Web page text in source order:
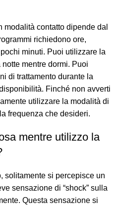
modalità contatto dipende dal
richiedono ore,
minuti. Puoi utilizzare la
mentre dormi. Puoi
di trattamento durante la
Finché non avverti
utilizzare la modalità di
frequenza che desideri.
mentre utilizzo la
solitamente si percepisce un
sensazione di “shock” sulla
Questa sensazione si